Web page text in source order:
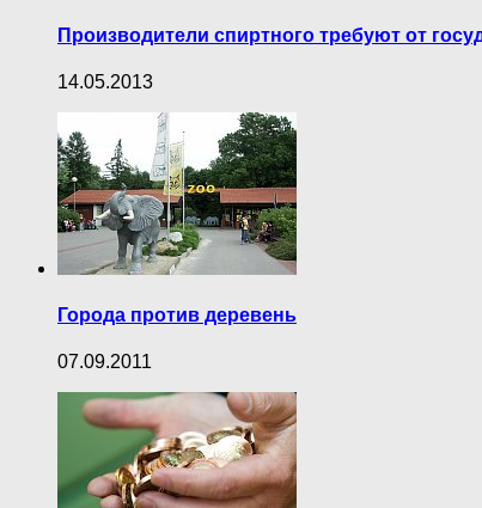
Производители спиртного требуют от
14.05.2013
Города против деревень
07.09.2011